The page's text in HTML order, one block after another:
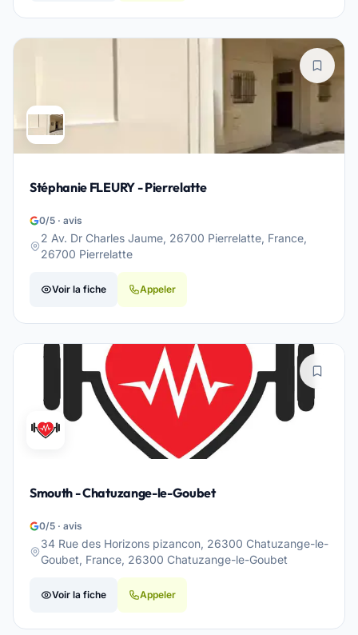
Stéphanie FLEURY - Pierrelatte
0/5 · avis
2 Av. Dr Charles Jaume, 26700 Pierrelatte, France,
26700 Pierrelatte
Voir la fiche Appeler
Smouth - Chatuzange-le-Goubet
0/5 · avis
34 Rue des Horizons pizancon, 26300 Chatuzange-le-
Goubet, France, 26300 Chatuzange-le-Goubet
Voir la fiche Appeler